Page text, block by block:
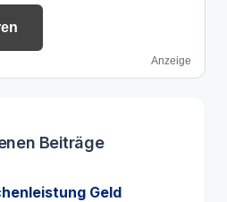
Anzeige
Beiträge
Geld